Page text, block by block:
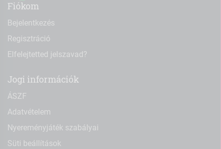
Fiókom
Bejelentkezés
Regisztráció
Elfelejtetted jelszavad?
Jogi információk
ÁSZF
Adatvételem
Nyereményjáték szabályai
Süti beállítások